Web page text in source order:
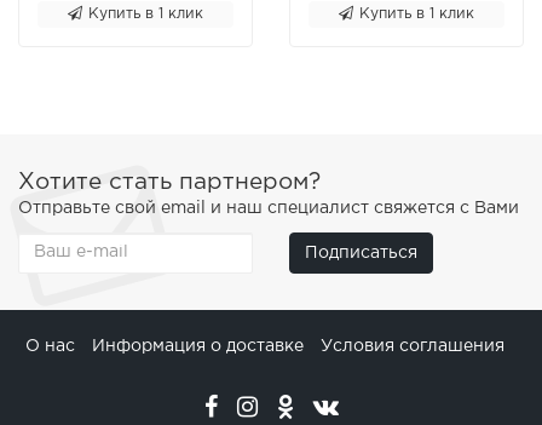
Купить в 1 клик Купить в 1 клик
Хотите стать партнером?
Отправьте свой email и наш специалист свяжется с Вами
Подписаться
О нас Информация о доставке Условия соглашения